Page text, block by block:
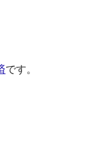
です。